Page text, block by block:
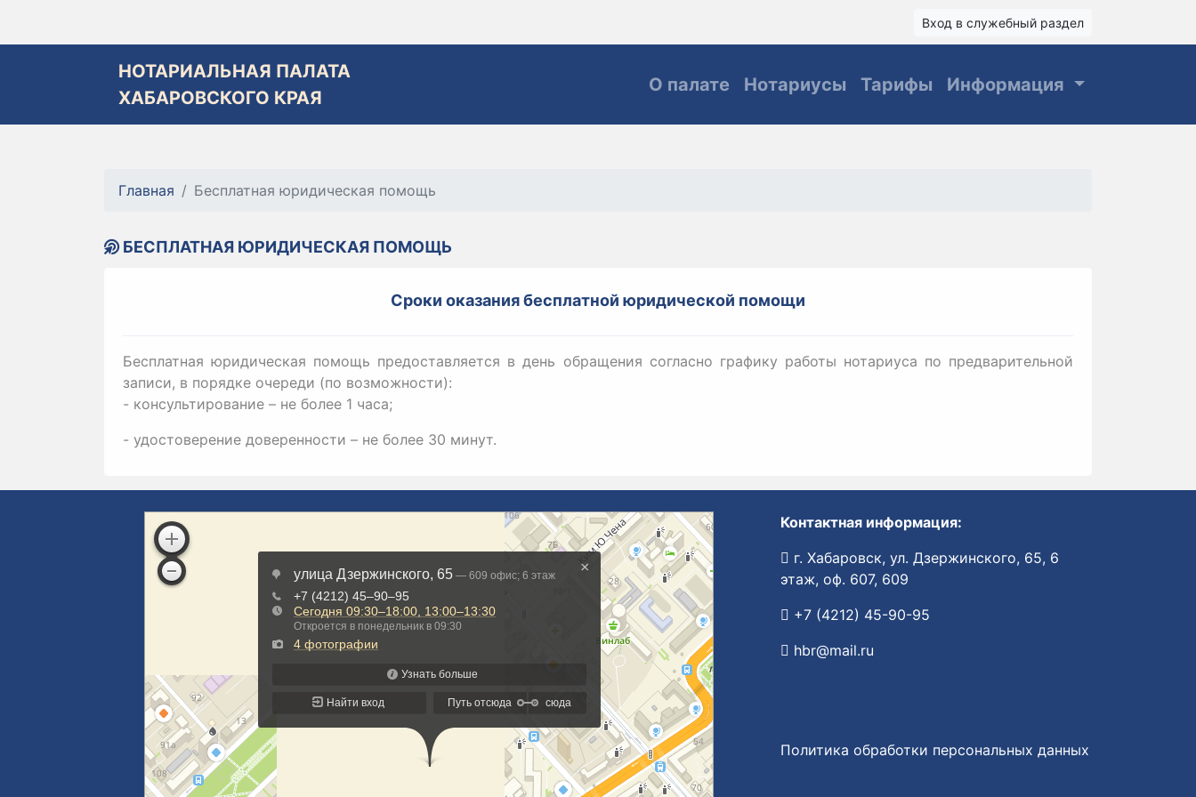
Вход в служебный раздел
НОТАРИАЛЬНАЯ ПАЛАТА
ХАБАРОВСКОГО КРАЯ
О палате Нотариусы Тарифы Информация
Главная Бесплатная юридическая помощь
БЕСПЛАТНАЯ ЮРИДИЧЕСКАЯ ПОМОЩЬ
Сроки оказания бесплатной юридической помощи
Бесплатная юридическая помощь предоставляется в день обращения согласно графику работы нотариуса по предварительной
записи, в порядке очереди (по возможности):
- консультирование – не более 1 часа;
- удостоверение доверенности – не более 30 минут.
Контактная информация:
г. Хабаровск, ул. Дзержинского, 65, 6
этаж, оф. 607, 609
+7 (4212) 45-90-95
hbr@mail.ru
Политика обработки персональных данных